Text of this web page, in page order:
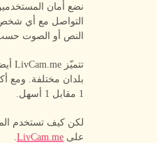
نضع أمان
التواصل مع أي شخص
النص أو الصوت حسب
1 مقابل 1 أسهل.
لكن كيف تستخدم
على LivCam.me